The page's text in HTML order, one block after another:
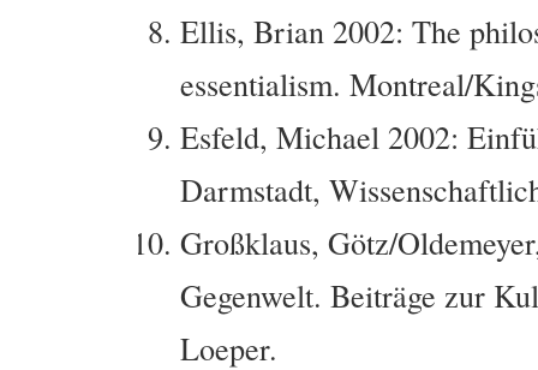
Ellis, Brian 2002: The
essentialism. Montreal/
Esfeld, Michael 2002:
Darmstadt,
Großklaus, Götz/
Gegenwelt. Beiträge zur
Loeper.